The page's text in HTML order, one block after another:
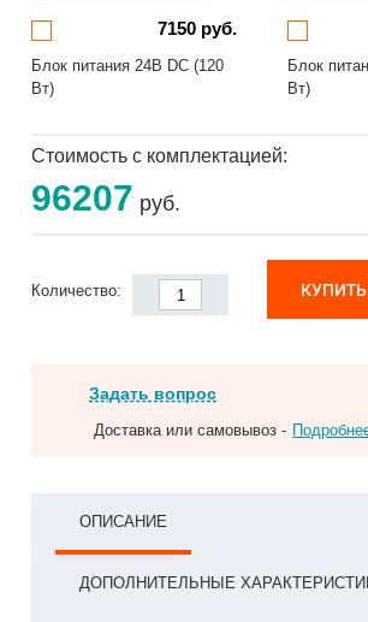
7150 руб.
Блок питания 24В DC (120
Вт)
Блок
Вт)
Стоимость с комплектацией:
96207 руб.
Количество: КУПИТЬ
Задать вопрос
Доставка или самовывоз -
ОПИСАНИЕ
ДОПОЛНИТЕЛЬНЫЕ